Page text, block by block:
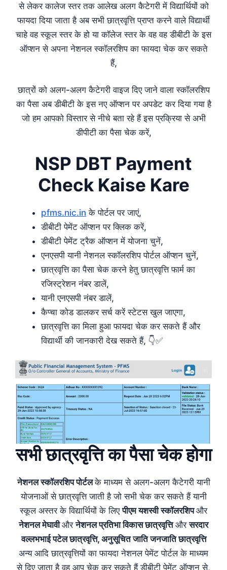
से लेकर कालेज स्तर तक आलेख अलग कैटेगरी में विद्यार्थियों को
फायदा दिया जाता है अब सभी छात्रवृत्ति प्राप्त करने वाले विद्यार्थी
चाहे वह स्कूल स्तर के हो या कॉलेज स्तर के वह वह डीबीटी के इस
ऑप्शन से अपना नेशनल स्कॉलरशिप का फायदा चेक कर सकते
हैं,
छात्रों को अलग-अलग कैटेगरी वाइज दिए जाने वाला स्कॉलरशिप
का पैसा अब डीबीटी के इस नए ऑप्शन पर अपडेट कर दिया गया है
जो हम आपको विस्तार से नीचे बता रहे हैं इस प्रक्रिया से अभी
डीपीटी का पैसा चेक करें,
NSP DBT Payment
Check Kaise Kare
pfms.nic.in के पोर्टल पर जाएं,
डीबीटी पेमेंट ऑप्शन पर क्लिक करें,
डीबीटी पेमेंट ट्रैक ऑप्शन में योजना चुनें,
एनएसपी यानी नेशनल स्कॉलरशिप पोर्टल ऑप्शन चुनें,
छात्रवृत्ति का पैसा चेक करने हेतु छात्रवृत्ति फार्म का
रजिस्ट्रेशन नंबर डालें,
यानी एनएसपी नंबर डालें,
कैप्चा कोड डालकर सर्च करें स्टेटस खुल जाएगा,
छात्रवृत्ति का मिला हुआ फायदा चेक कर सकते हैं और
विद्यार्थी की जानकारी देख सकते हैं, 👇✅
सभी छात्रवृत्ति का पैसा चेक होगा
नेशनल स्कॉलरशिप पोर्टलके माध्यम से अलग-अलग कैटेगरी यानी
योजनाओं से छात्रवृत्ति जाती है जो सभी चेक कर सकते हैं यानी
स्कूल अस्तर के विद्यार्थियों के लिएपीएम यशस्वी स्कॉलरशिपऔर
नेशनल मेघावीऔरनेशनल प्रतिभा विकास छात्रवृत्तिऔरसरदार
वल्लभभाई पटेल छात्रवृत्ति, अनुसूचित जाति जनजाति छात्रवृत्ति
अन्य आदि छात्रवृत्तियों का फायदा नेशनल पेमेंट पोर्टल के माध्यम
से दिए जाता है वह आप चेक कर सकते हैं डीबीटी पेमेंट ऑप्शन से,